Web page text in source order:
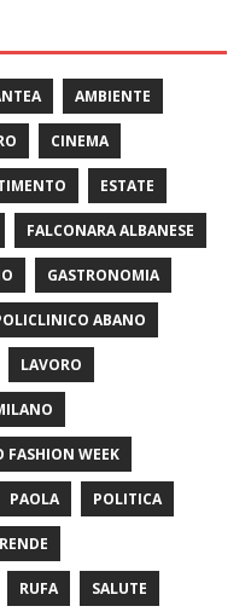
AMBIENTE
CINEMA
ESTATE
FALCONARA ALBANESE
GASTRONOMIA
ABANO
LAVORO
FASHION WEEK
PAOLA POLITICA
RENDE
RUFA SALUTE